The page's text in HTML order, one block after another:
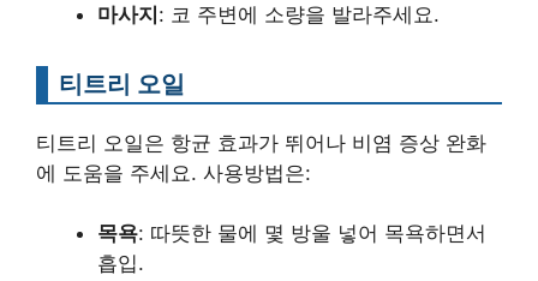
마사지: 코 주변에 소량을 발라주세요.
티트리 오일
티트리 오일은 항균 효과가 뛰어나 비염 증상 완화
에 도움을 주세요. 사용방법은:
목욕: 따뜻한 물에 몇 방울 넣어 목욕하면서
흡입.